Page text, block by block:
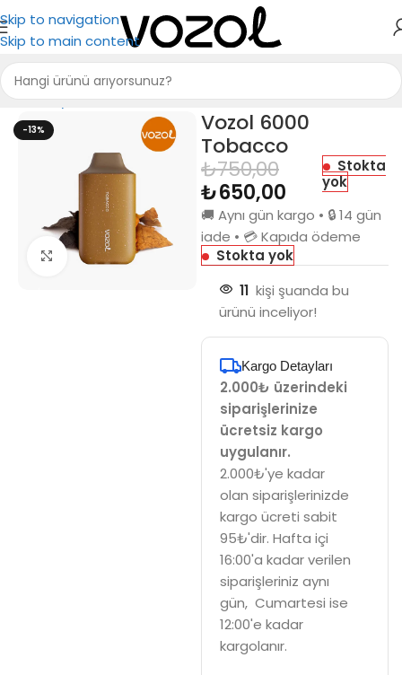
Skip to navigation
Skip to main content
Ana Sayfa Puff Bar
-13%
Büyütmek için tıkla
Vozol 6000
Tobacco
₺750,00
₺650,00
Stokta
yok
🚚 Aynı gün kargo • 🔒 14 gün
iade • 💳 Kapıda ödeme
Stokta yok
11 kişi şuanda bu
ürünü inceliyor!
Kargo Detayları
2.000₺ üzerindeki
siparişlerinize
ücretsiz kargo
uygulanır.
2.000₺'ye kadar
olan siparişlerinizde
kargo ücreti sabit
95₺'dir. Hafta içi
16:00'a kadar verilen
siparişleriniz aynı
gün, Cumartesi ise
12:00'e kadar
kargolanır.